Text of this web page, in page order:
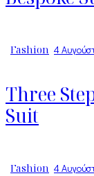
Fashion 4
Three
Suit
Fashion 4